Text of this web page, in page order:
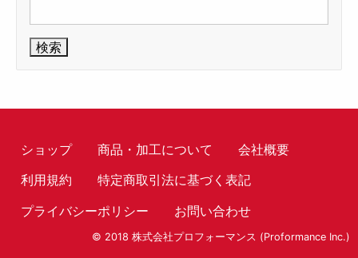
索:
ショップ 商品・加工について
会社概要
利用規約
特定商取引法に基づく表記
プライバシーポリシー
お問い合わせ
© 2018 株式会社プロフォーマンス (Proformance Inc.)